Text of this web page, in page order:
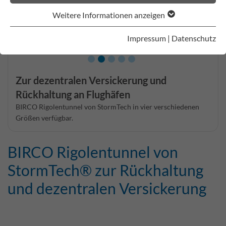
Weitere Informationen anzeigen
Impressum | Datenschutz
Zur dezentralen Versickerung und
Rückhaltung an Flughäfen
BIRCO Rigolentunnel von StormTech in vier verschiedenen
Größen verfügbar.
BIRCO Rigolentunnel von
StormTech® zur Rückhaltung
und dezentralen Versickerung